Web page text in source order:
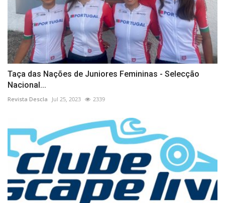
Taça das Nações de Juniores Femininas - Selecção
Nacional...
Revista Descla Jul 25, 2023 2339